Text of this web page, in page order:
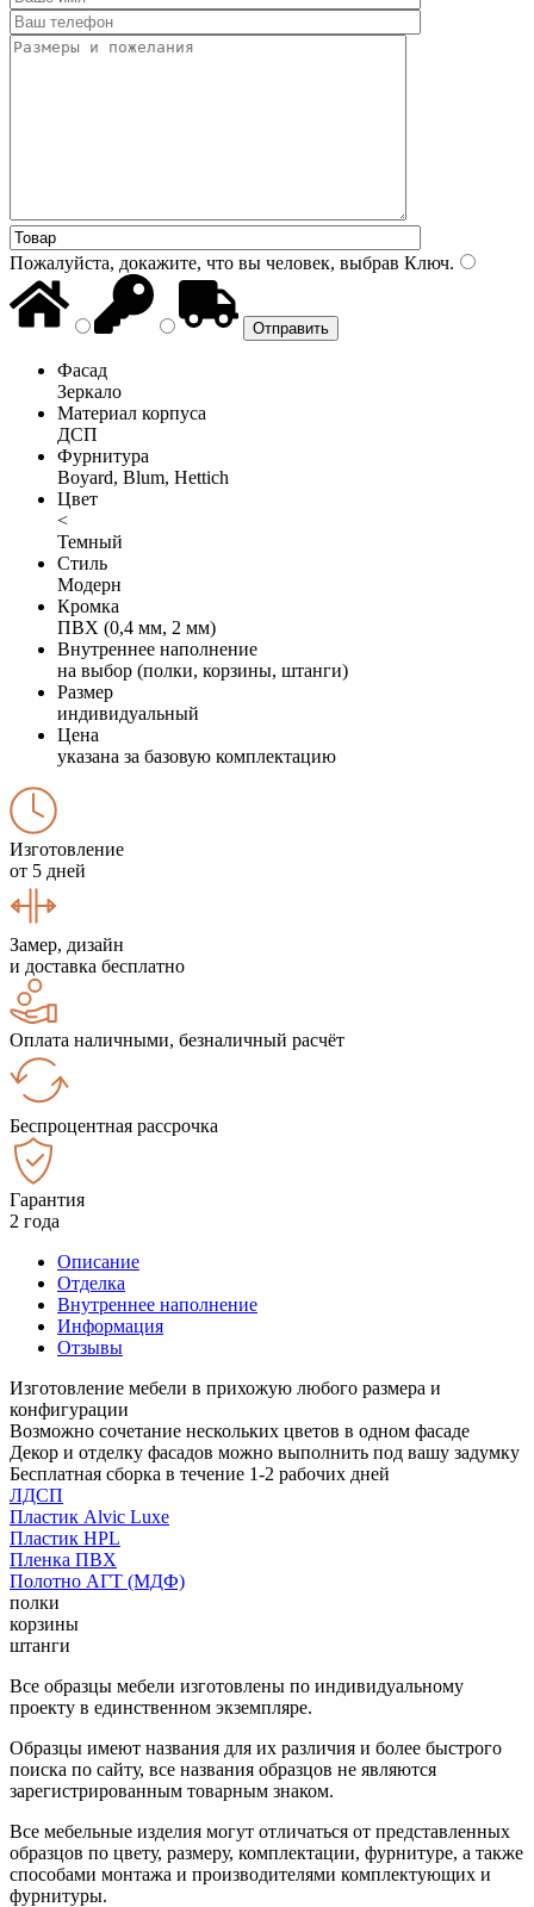
Пожалуйста, докажите, что вы человек, выбрав Ключ.
Фасад
Зеркало
Материал корпуса
ДСП
Фурнитура
Boyard, Blum, Hettich
Цвет
<
Темный
Стиль
Модерн
Кромка
ПВХ (0,4 мм, 2 мм)
Внутреннее наполнение
на выбор (полки, корзины, штанги)
Размер
индивидуальный
Цена
указана за базовую комплектацию
Изготовление
от 5 дней
Замер, дизайн
и доставка бесплатно
Оплата наличными, безналичный расчёт
Беспроцентная рассрочка
Гарантия
2 года
Описание
Отделка
Внутреннее наполнение
Информация
Отзывы
Изготовление мебели в прихожую любого размера и
конфигурации
Возможно сочетание нескольких цветов в одном фасаде
Декор и отделку фасадов можно выполнить под вашу задумку
Бесплатная сборка в течение 1-2 рабочих дней
ЛДСП
Пластик Alvic Luxe
Пластик HPL
Пленка ПВХ
Полотно АГТ (МДФ)
полки
корзины
штанги
Все образцы мебели изготовлены по индивидуальному
проекту в единственном экземпляре.
Образцы имеют названия для их различия и более быстрого
поиска по сайту, все названия образцов не являются
зарегистрированным товарным знаком.
Все мебельные изделия могут отличаться от представленных
образцов по цвету, размеру, комплектации, фурнитуре, а также
способами монтажа и производителями комплектующих и
фурнитуры.